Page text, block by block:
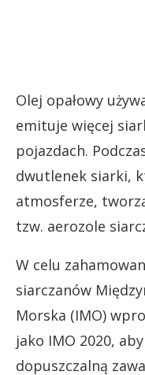
Olej opałowy
emituje więcej
pojazdach.
dwutlenek siarki,
atmosferze,
tzw. aerozole
W celu
siarczanów
Morska (IMO)
jako IMO 2020,
dopuszczalną